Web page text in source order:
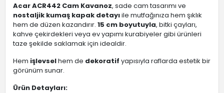
Acar ACR442 Cam Kavanoz, sade cam tasarımı ve
nostaljik kumaş kapak detayıile mutfağınıza hem şıklık
hem de düzen kazandırır. 15 cm boyutuyla, bitki çayları,
kahve çekirdekleri veya ev yapımı kurabiyeler gibi ürünleri
taze şekilde saklamak için idealdir.
Hem işlevselhem de dekoratif yapısıyla raflarda estetik bir
görünüm sunar.
Ürün Detayları: